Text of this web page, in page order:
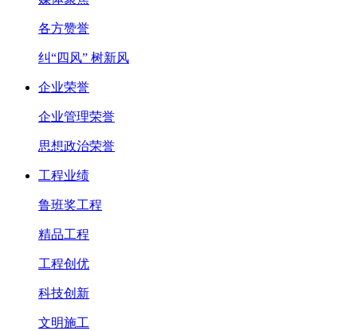
各方赞誉
纠“四风” 树新风
企业荣誉
企业管理荣誉
思想政治荣誉
工程业绩
鲁班奖工程
精品工程
工程创优
科技创新
文明施工